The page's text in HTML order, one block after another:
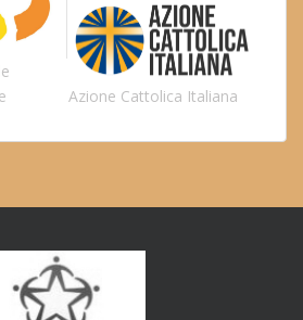
Azione Cattolica Italiana